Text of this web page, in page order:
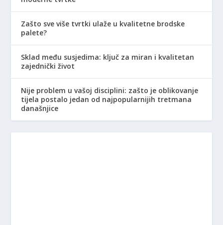
Zašto sve više tvrtki ulaže u kvalitetne brodske
palete?
Sklad među susjedima: ključ za miran i kvalitetan
zajednički život
Nije problem u vašoj disciplini: zašto je oblikovanje
tijela postalo jedan od najpopularnijih tretmana
današnjice